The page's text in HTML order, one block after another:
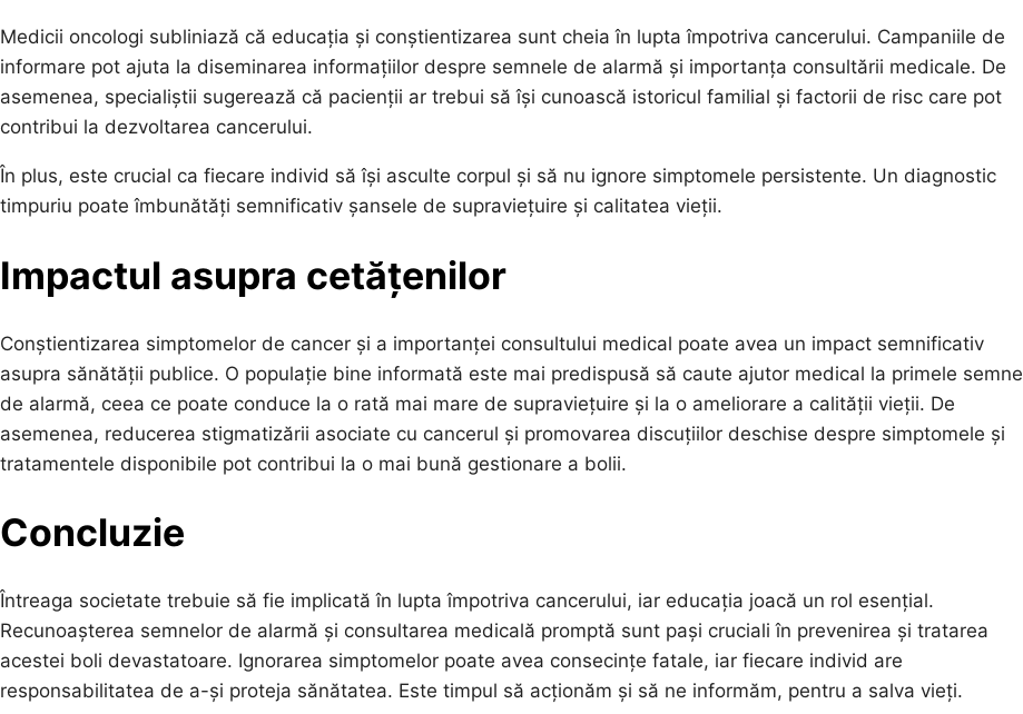
Medicii oncologi subliniază că educația și conștientizarea sunt cheia în lupta împotriva cancerului. Campaniile de
informare pot ajuta la diseminarea informațiilor despre semnele de alarmă și importanța consultării medicale. De
asemenea, specialiștii sugerează că pacienții ar trebui să își cunoască istoricul familial și factorii de risc care pot
contribui la dezvoltarea cancerului.
În plus, este crucial ca fiecare individ să își asculte corpul și să nu ignore simptomele persistente. Un diagnostic
timpuriu poate îmbunătăți semnificativ șansele de supraviețuire și calitatea vieții.
Impactul asupra cetățenilor
Conștientizarea simptomelor de cancer și a importanței consultului medical poate avea un impact semnificativ
asupra sănătății publice. O populație bine informată este mai predispusă să caute ajutor medical la primele semne
de alarmă, ceea ce poate conduce la o rată mai mare de supraviețuire și la o ameliorare a calității vieții. De
asemenea, reducerea stigmatizării asociate cu cancerul și promovarea discuțiilor deschise despre simptomele și
tratamentele disponibile pot contribui la o mai bună gestionare a bolii.
Concluzie
Întreaga societate trebuie să fie implicată în lupta împotriva cancerului, iar educația joacă un rol esențial.
Recunoașterea semnelor de alarmă și consultarea medicală promptă sunt pași cruciali în prevenirea și tratarea
acestei boli devastatoare. Ignorarea simptomelor poate avea consecințe fatale, iar fiecare individ are
responsabilitatea de a-și proteja sănătatea. Este timpul să acționăm și să ne informăm, pentru a salva vieți.